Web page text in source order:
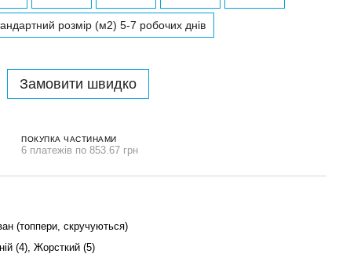
розмір (м2) 5-7 робочих днів
Замовити швидко
ПОКУПКА ЧАСТИНАМИ
6 платежів по 853.67 грн
(топпери, скручуються)
(4), Жорсткий (5)